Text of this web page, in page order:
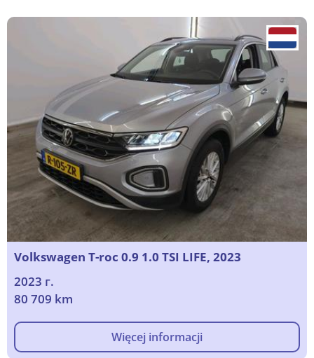
Volkswagen T-roc 0.9 1.0 TSI LIFE, 2023
2023 г.
80 709 km
Więcej informacji